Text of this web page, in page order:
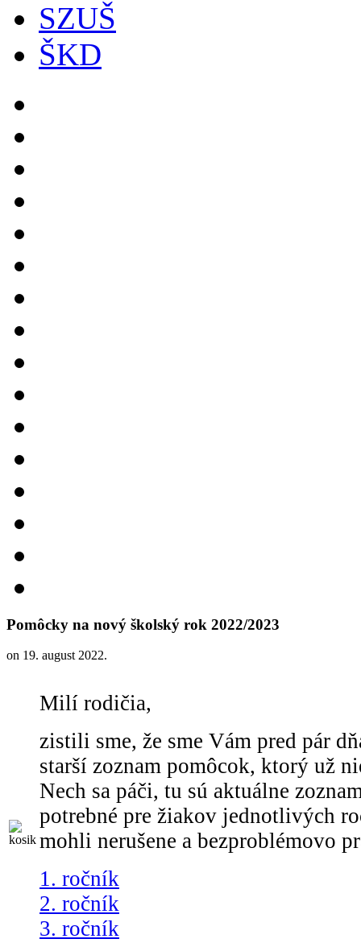
SZUŠ
ŠKD
Pomôcky na nový školský rok 2022/2023
on 19. august 2022.
Milí rodičia,
zistili sme, že sme Vám pred pár
starší zoznam pomôcok, ktorý už
Nech sa páči, tu sú aktuálne
potrebné pre žiakov jednotlivých
mohli nerušene a bezproblémovo
1. ročník
2. ročník
3. ročník